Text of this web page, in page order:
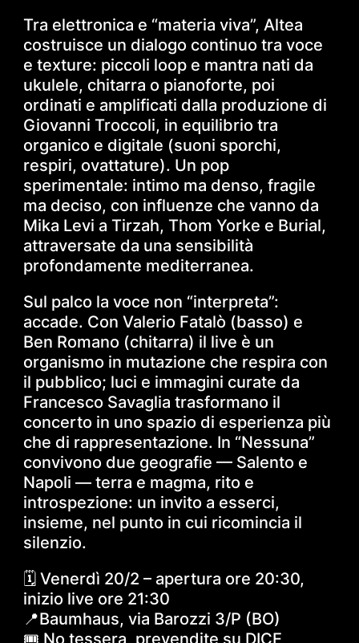
Tra elettronica e “materia viva”, Altea
costruisce un dialogo continuo tra voce
e texture: piccoli loop e mantra nati da
ukulele, chitarra o pianoforte, poi
ordinati e amplificati dalla produzione di
Giovanni Troccoli, in equilibrio tra
organico e digitale (suoni sporchi,
respiri, ovattature). Un pop
sperimentale: intimo ma denso, fragile
ma deciso, con influenze che vanno da
Mika Levi a Tirzah, Thom Yorke e Burial,
attraversate da una sensibilità
profondamente mediterranea.
Sul palco la voce non “interpreta”:
accade. Con Valerio Fatalò (basso) e
Ben Romano (chitarra) il live è un
organismo in mutazione che respira con
il pubblico; luci e immagini curate da
Francesco Savaglia trasformano il
concerto in uno spazio di esperienza più
che di rappresentazione. In “Nessuna”
convivono due geografie — Salento e
Napoli — terra e magma, rito e
introspezione: un invito a esserci,
insieme, nel punto in cui ricomincia il
silenzio.
🗓 Venerdì 20/2 – apertura ore 20:30,
inizio live ore 21:30
📍Baumhaus, via Barozzi 3/P (BO)
🎟 No tessera, prevendite su DICE